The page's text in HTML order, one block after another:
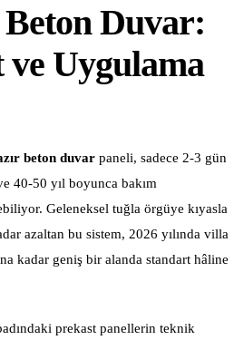
Beton Duvar:
ve Uygulama
beton duvar paneli, sadece 2-3 gün
40-50 yıl boyunca bakım
Geleneksel tuğla örgüye kıyasla
azaltan bu sistem, 2026 yılında villa
kadar geniş bir alanda standart hâline
prekast panellerin teknik